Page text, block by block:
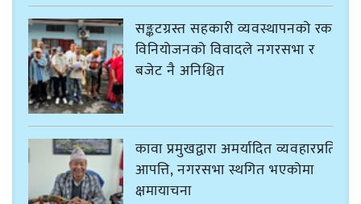
सङ्कटग्रस्त सहकारी व्यवस्थापनको रकम
विनियोजनको विवादले नगरसभा र
बजेट नै अनिश्चित
कावा प्रमुखद्वारा अमर्यादित व्यवहारप्रति
आपत्ति, नगरसभा स्थगित भएकोमा
क्षमायाचना